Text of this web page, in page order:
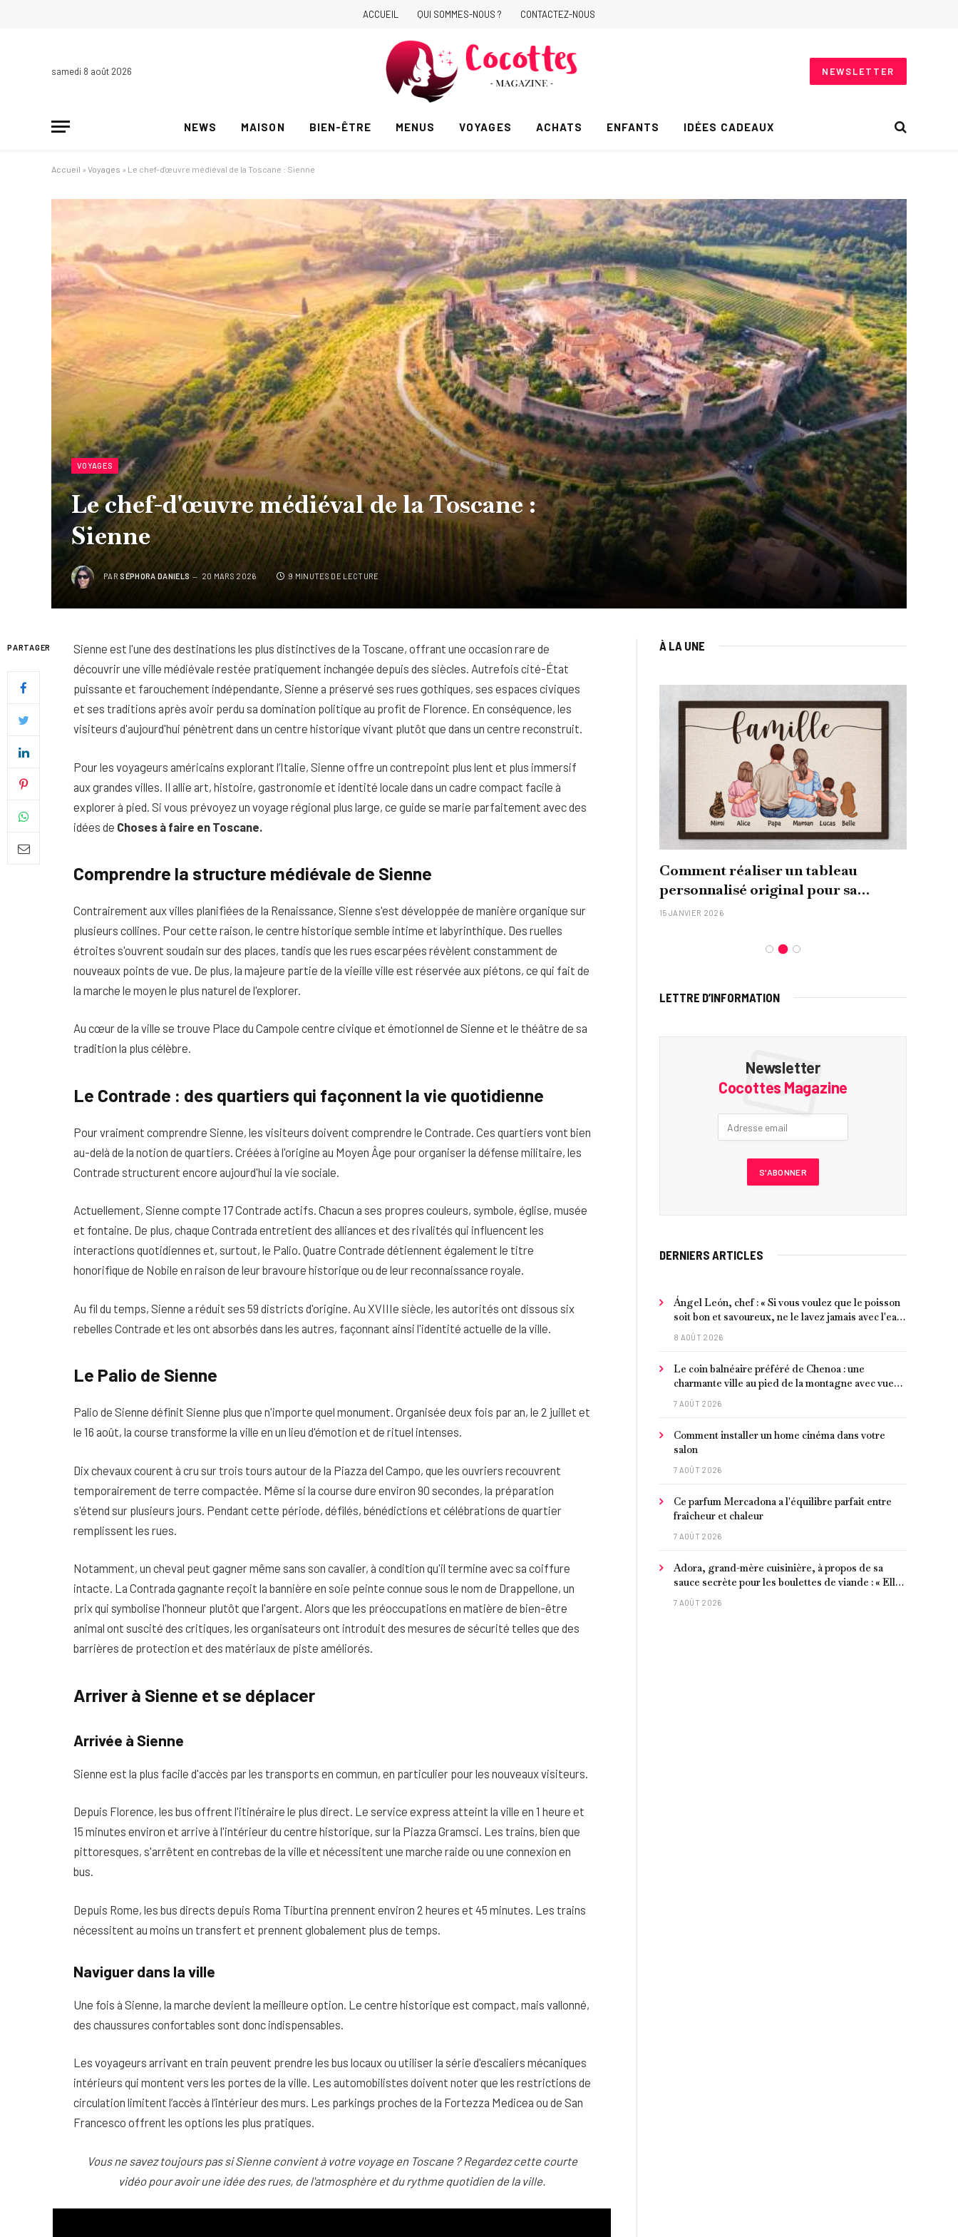
ACCUEIL QUI SOMMES-NOUS ? CONTACTEZ-NOUS
samedi 8 août 2026 NEWSLETTER
NEWS MAISON BIEN-ÊTRE MENUS VOYAGES ACHATS ENFANTS IDÉES CADEAUX
Accueil » Voyages » Le chef-d'œuvre médiéval de la Toscane : Sienne
VOYAGES
Le chef-d'œuvre médiéval de la Toscane :
Sienne
PAR SÉPHORA DANIELS 20 MARS 2026 9 MINUTES DE LECTURE
PARTAGER Sienne est l'une des destinations les plus distinctives de la Toscane, offrant une occasion rare de
découvrir une ville médiévale restée pratiquement inchangée depuis des siècles. Autrefois cité-État
puissante et farouchement indépendante, Sienne a préservé ses rues gothiques, ses espaces civiques
et ses traditions après avoir perdu sa domination politique au profit de Florence. En conséquence, les
visiteurs d'aujourd'hui pénètrent dans un centre historique vivant plutôt que dans un centre reconstruit.
Pour les voyageurs américains explorant l’Italie, Sienne offre un contrepoint plus lent et plus immersif
aux grandes villes. Il allie art, histoire, gastronomie et identité locale dans un cadre compact facile à
explorer à pied. Si vous prévoyez un voyage régional plus large, ce guide se marie parfaitement avec des
idées de Choses à faire en Toscane.
Comprendre la structure médiévale de Sienne
Contrairement aux villes planifiées de la Renaissance, Sienne s'est développée de manière organique sur
plusieurs collines. Pour cette raison, le centre historique semble intime et labyrinthique. Des ruelles
étroites s'ouvrent soudain sur des places, tandis que les rues escarpées révèlent constamment de
nouveaux points de vue. De plus, la majeure partie de la vieille ville est réservée aux piétons, ce qui fait de
la marche le moyen le plus naturel de l'explorer.
Au cœur de la ville se trouve Place du Campole centre civique et émotionnel de Sienne et le théâtre de sa
tradition la plus célèbre.
Le Contrade : des quartiers qui façonnent la vie quotidienne
Pour vraiment comprendre Sienne, les visiteurs doivent comprendre le Contrade. Ces quartiers vont bien
au-delà de la notion de quartiers. Créées à l'origine au Moyen Âge pour organiser la défense militaire, les
Contrade structurent encore aujourd'hui la vie sociale.
Actuellement, Sienne compte 17 Contrade actifs. Chacun a ses propres couleurs, symbole, église, musée
et fontaine. De plus, chaque Contrada entretient des alliances et des rivalités qui influencent les
interactions quotidiennes et, surtout, le Palio. Quatre Contrade détiennent également le titre
honorifique de Nobile en raison de leur bravoure historique ou de leur reconnaissance royale.
Au fil du temps, Sienne a réduit ses 59 districts d'origine. Au XVIIIe siècle, les autorités ont dissous six
rebelles Contrade et les ont absorbés dans les autres, façonnant ainsi l'identité actuelle de la ville.
Le Palio de Sienne
Palio de Sienne définit Sienne plus que n'importe quel monument. Organisée deux fois par an, le 2 juillet et
le 16 août, la course transforme la ville en un lieu d'émotion et de rituel intenses.
Dix chevaux courent à cru sur trois tours autour de la Piazza del Campo, que les ouvriers recouvrent
temporairement de terre compactée. Même si la course dure environ 90 secondes, la préparation
s'étend sur plusieurs jours. Pendant cette période, défilés, bénédictions et célébrations de quartier
remplissent les rues.
Notamment, un cheval peut gagner même sans son cavalier, à condition qu'il termine avec sa coiffure
intacte. La Contrada gagnante reçoit la bannière en soie peinte connue sous le nom de Drappellone, un
prix qui symbolise l'honneur plutôt que l'argent. Alors que les préoccupations en matière de bien-être
animal ont suscité des critiques, les organisateurs ont introduit des mesures de sécurité telles que des
barrières de protection et des matériaux de piste améliorés.
Arriver à Sienne et se déplacer
Arrivée à Sienne
Sienne est la plus facile d'accès par les transports en commun, en particulier pour les nouveaux visiteurs.
Depuis Florence, les bus offrent l'itinéraire le plus direct. Le service express atteint la ville en 1 heure et
15 minutes environ et arrive à l'intérieur du centre historique, sur la Piazza Gramsci. Les trains, bien que
pittoresques, s'arrêtent en contrebas de la ville et nécessitent une marche raide ou une connexion en
bus.
Depuis Rome, les bus directs depuis Roma Tiburtina prennent environ 2 heures et 45 minutes. Les trains
nécessitent au moins un transfert et prennent globalement plus de temps.
Naviguer dans la ville
Une fois à Sienne, la marche devient la meilleure option. Le centre historique est compact, mais vallonné,
des chaussures confortables sont donc indispensables.
Les voyageurs arrivant en train peuvent prendre les bus locaux ou utiliser la série d'escaliers mécaniques
intérieurs qui montent vers les portes de la ville. Les automobilistes doivent noter que les restrictions de
circulation limitent l’accès à l’intérieur des murs. Les parkings proches de la Fortezza Medicea ou de San
Francesco offrent les options les plus pratiques.
Vous ne savez toujours pas si Sienne convient à votre voyage en Toscane ? Regardez cette courte
vidéo pour avoir une idée des rues, de l'atmosphère et du rythme quotidien de la ville.
À LA UNE
Quel soin adopter pour une peau
26 NOVEMBRE 2025
Peau sèche et sensible : quels soins
4 JUIN 2026
Comment réaliser un tableau
personnalisé original pour sa
famille ?
15 JANVIER 2026
LETTRE D’INFORMATION
Newsletter
Cocottes Magazine
DERNIERS ARTICLES
Ángel León, chef : « Si vous voulez que le poisson
soit bon et savoureux, ne le lavez jamais avec l'eau
du robinet »
8 AOÛT 2026
Le coin balnéaire préféré de Chenoa : une
charmante ville au pied de la montagne avec vue
sur la Méditerranée, bon poisson et criques
7 AOÛT 2026
Comment installer un home cinéma dans votre
salon
7 AOÛT 2026
Ce parfum Mercadona a l'équilibre parfait entre
fraîcheur et chaleur
7 AOÛT 2026
Adora, grand-mère cuisinière, à propos de sa
sauce secrète pour les boulettes de viande : « Elle
contient un peu de curcuma, du poivre, une
7 AOÛT 2026